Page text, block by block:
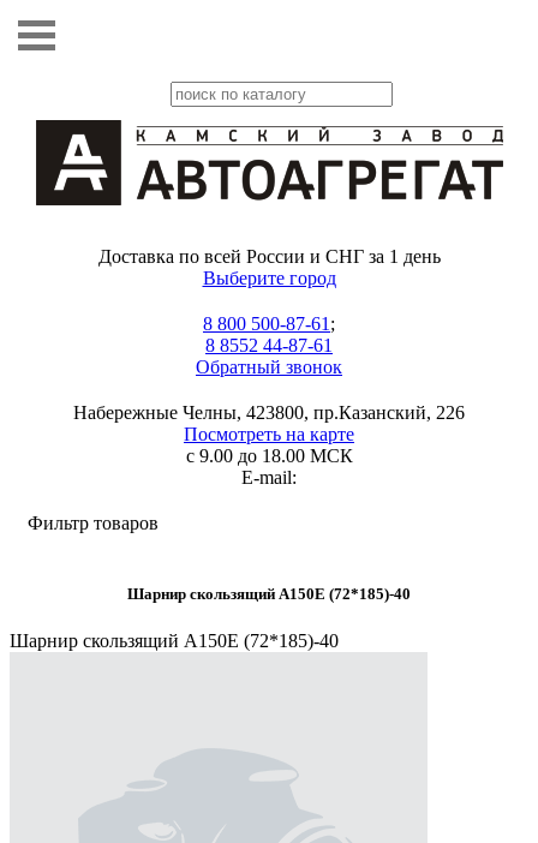
Доставка по всей России и СНГ за 1 день
Выберите город
8 800 500-87-61 ;
8 8552 44-87-61
Обратный звонок
Набережные Челны, 423800, пр.Казанский, 226
Посмотреть на карте
с 9.00 до 18.00 МСК
E-mail:
Фильтр товаров
Шарнир скользящий А150Е (72*185)-40
Шарнир скользящий А150Е (72*185)-40